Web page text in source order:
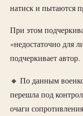
натиск и пытаются
При этом
«недостаточно для
подчеркивает автор.
🔸 По данным
перешла под
очаги